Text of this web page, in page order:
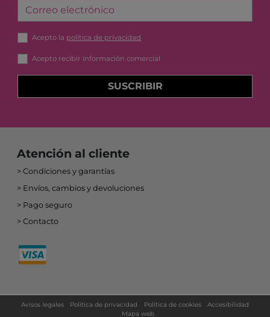
Correo electrónico
Acepto la política de privacidad
Acepto recibir información comercial
SUSCRIBIR
Atención al cliente
Condiciones y garantías
Envíos, cambios y devoluciones
Pago seguro
Contacto
Avisos legales Política de privacidad Política de cookies
Accesibilidad
Mapa web